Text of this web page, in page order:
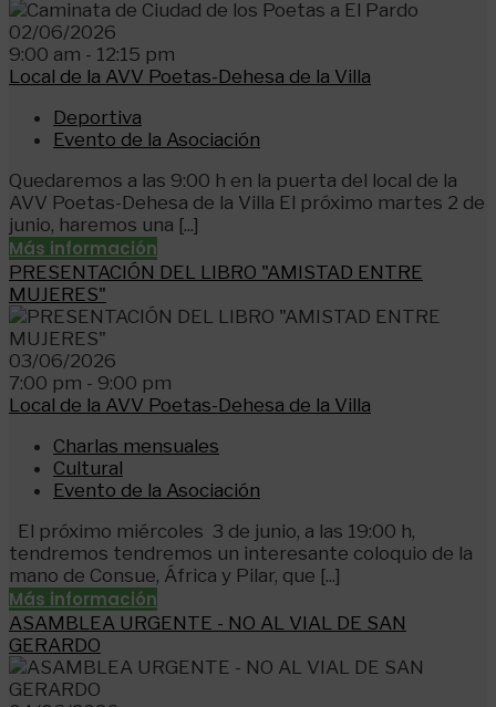
02/06/2026
9:00 am - 12:15 pm
Local de la AVV Poetas-Dehesa de la Villa
Deportiva
Evento de la Asociación
Quedaremos a las 9:00 h en la puerta del local de la
AVV Poetas-Dehesa de la Villa El próximo martes 2 de
junio, haremos una [...]
Más información
PRESENTACIÓN DEL LIBRO "AMISTAD ENTRE
MUJERES"
03/06/2026
7:00 pm - 9:00 pm
Local de la AVV Poetas-Dehesa de la Villa
Charlas mensuales
Cultural
Evento de la Asociación
El próximo miércoles 3 de junio, a las 19:00 h,
tendremos tendremos un interesante coloquio de la
mano de Consue, África y Pilar, que [...]
Más información
ASAMBLEA URGENTE - NO AL VIAL DE SAN
GERARDO